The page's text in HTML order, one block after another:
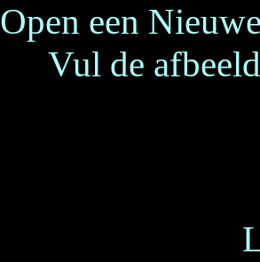
Open een
Vul de